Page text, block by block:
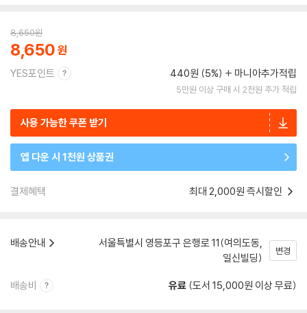
8,650원
8,650
YES포인트 440원 (5%) 마니아추가적립
5만원 이상 구매 시 2천원 추가 적립
사용 가능한 쿠폰 받기
앱 다운 시 1천원 상품권
결제혜택 최대 2,000원 즉시할인
배송안내
서울특별시 영등포구 은행로 11(여의도동,
일신빌딩)
변경
배송비 유료 (도서 15,000원 이상 무료)